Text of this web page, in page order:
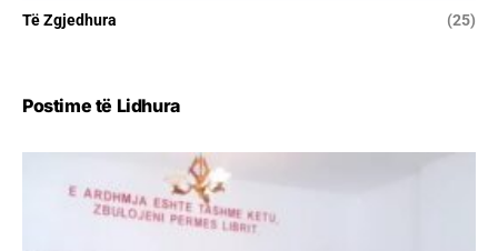
Të Zgjedhura (25)
Postime të Lidhura